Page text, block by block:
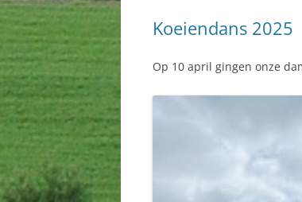
Koeiendans 2025
Op 10 april gingen onze